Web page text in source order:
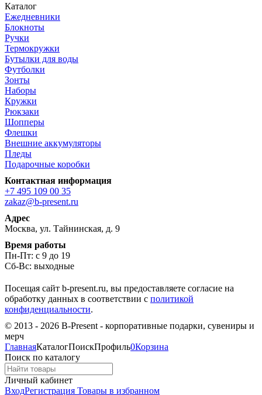
Каталог
Ежедневники
Блокноты
Ручки
Термокружки
Бутылки для воды
Футболки
Зонты
Наборы
Кружки
Рюкзаки
Шопперы
Флешки
Внешние аккумуляторы
Пледы
Подарочные коробки
Контактная информация
+7 495 109 00 35
zakaz@b-present.ru
Адрес
Москва, ул. Тайнинская, д. 9
Время работы
Пн-Пт: с 9 до 19
Сб-Вс: выходные
Посещая сайт b-present.ru, вы предоставляете согласие на
обработку данных в соответствии с политикой
конфиденциальности.
© 2013 - 2026 B-Present - корпоративные подарки, сувениры и
мерч
ГлавнаяКаталогПоискПрофиль0Корзина
Поиск по каталогу
Личный кабинет
ВходРегистрация Товары в избранном